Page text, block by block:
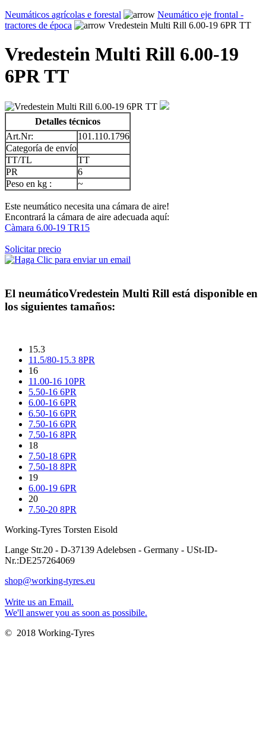
Neumáticos agrícolas e forestal
Neumático eje frontal -
tractores de época
Vredestein Multi Rill 6.00-19 6PR TT
Vredestein Multi Rill 6.00-19
6PR TT
Detalles técnicos
Art.Nr:
101.110.1796
Categoría de envío
TT/TL
TT
PR
6
Peso en kg :
~
Este neumático necesita una cámara de aire!
Encontrará la cámara de aire adecuada aquí:
Càmara 6.00-19 TR15
Solicitar precio
El neumáticoVredestein Multi Rill está disponible en
los siguientes tamaños:
15.3
11.5/80-15.3 8PR
16
11.00-16 10PR
5.50-16 6PR
6.00-16 6PR
6.50-16 6PR
7.50-16 6PR
7.50-16 8PR
18
7.50-18 6PR
7.50-18 8PR
19
6.00-19 6PR
20
7.50-20 8PR
Working-Tyres Torsten Eisold
Lange Str.20 - D-37139 Adelebsen - Germany - USt-ID-
Nr.:DE257264069
shop@working-tyres.eu
Write us an Email.
We'll answer you as soon as possibile.
© 2018 Working-Tyres